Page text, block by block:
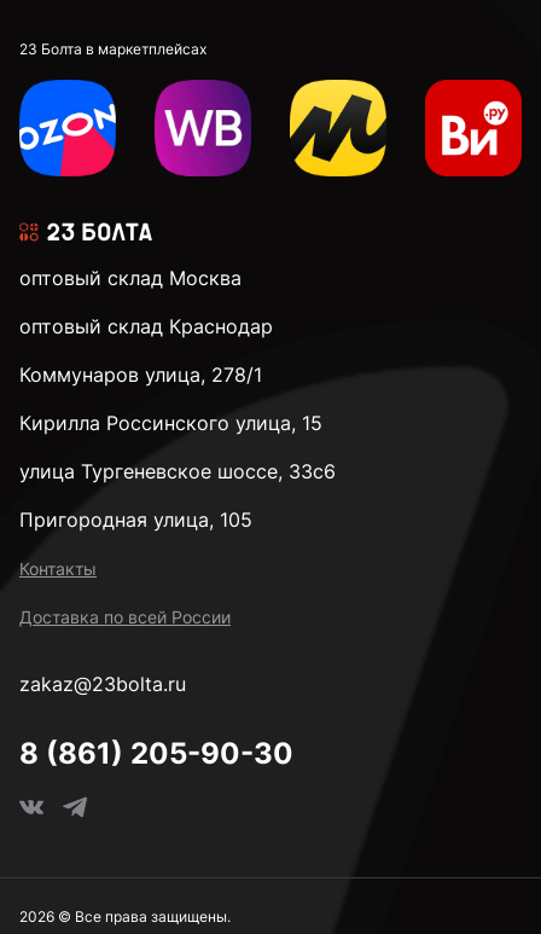
2,9 мм
3 мм
3,3 мм
3,4 мм
3,8 мм
23 Болта в маркетплейсах
оптовый склад Москва
оптовый склад Краснодар
Коммунаров улица, 278/1
Кирилла Россинского улица, 15
улица Тургеневское шоссе, 33с6
Пригородная улица, 105
Контакты
Доставка по всей России
zakaz@23bolta.ru
8 (861) 205-90-30
2026 © Все права защищены.